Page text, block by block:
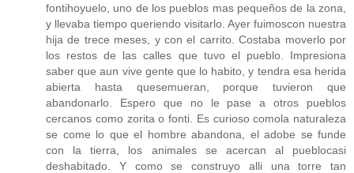
fontihoyuelo, uno de los pueblos mas pequeños de la zona,
y llevaba tiempo queriendo visitarlo. Ayer fuimoscon nuestra
hija de trece meses, y con el carrito. Costaba moverlo por
los restos de las calles que tuvo el pueblo. Impresiona
saber que aun vive gente que lo habito, y tendra esa herida
abierta hasta quesemueran, porque tuvieron que
abandonarlo. Espero que no le pase a otros pueblos
cercanos como zorita o fonti. Es curioso comola naturaleza
se come lo que el hombre abandona, el adobe se funde
con la tierra, los animales se acercan al pueblocasi
deshabitado. Y como se construyo alli una torre tan